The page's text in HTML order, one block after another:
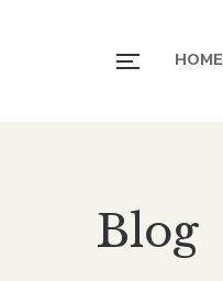
HOME
Blog